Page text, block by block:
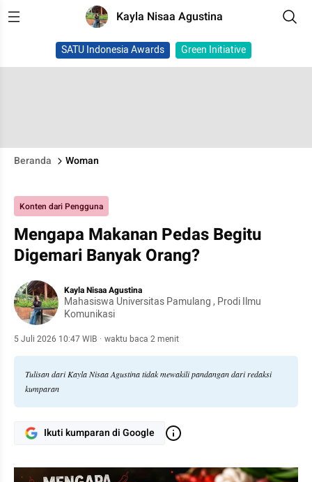
Kayla Nisaa Agustina
SATU Indonesia Awards Green Initiative
Beranda Woman
Konten dari Pengguna
Mengapa Makanan Pedas Begitu
Digemari Banyak Orang?
Kayla Nisaa Agustina
Mahasiswa Universitas Pamulang , Prodi Ilmu
Komunikasi
5 Juli 2026 10:47 WIB · waktu baca 2 menit
Tulisan dari Kayla Nisaa Agustina tidak mewakili pandangan dari redaksi
kumparan
Ikuti kumparan di Google